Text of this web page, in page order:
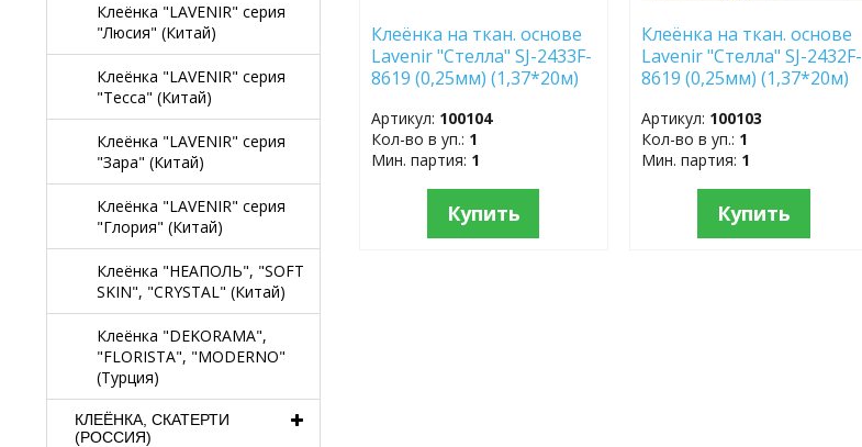
Клеёнка "LAVENIR" серия
"Люсия" (Китай)
Клеёнка "LAVENIR" серия
"Тесса" (Китай)
Клеёнка "LAVENIR" серия
"Зара" (Китай)
Клеёнка "LAVENIR" серия
"Глория" (Китай)
Клеёнка "НЕАПОЛЬ", "SOFT
SKIN", "CRYSTAL" (Китай)
Клеёнка "DEKORAMA",
"FLORISTA", "MODERNO"
(Турция)
КЛЕЁНКА, СКАТЕРТИ
(РОССИЯ)
Клеёнка на ткан. основе
Lavenir "Стелла" SJ-2433F-
8619 (0,25мм) (1,37*20м)
Артикул: 100104
Кол-во в уп.: 1
Мин. партия: 1
Купить
Клеёнка на ткан. основе
Lavenir "Стелла" SJ-2432F-
8619 (0,25мм) (1,37*20м)
Артикул: 100103
Кол-во в уп.: 1
Мин. партия: 1
Купить